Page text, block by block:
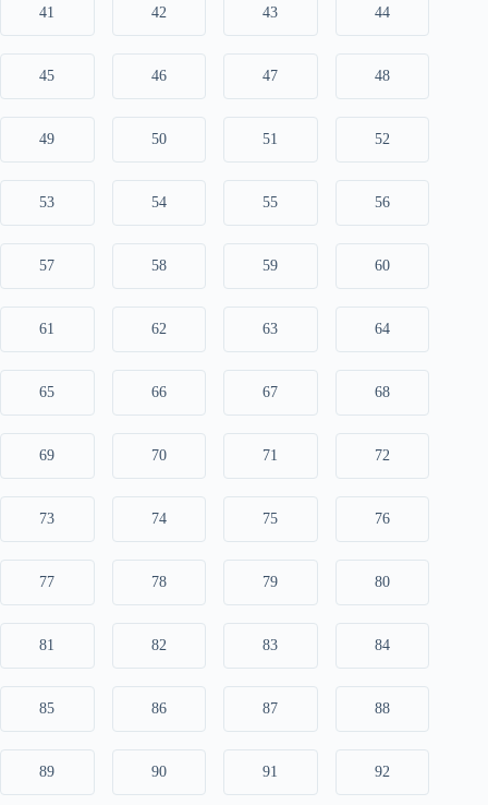
41 42 43 44
45 46 47 48
49 50 51 52
53 54 55 56
57 58 59 60
61 62 63 64
65 66 67 68
69 70 71 72
73 74 75 76
77 78 79 80
81 82 83 84
85 86 87 88
89 90 91 92